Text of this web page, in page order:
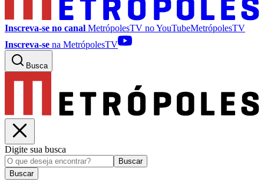
Inscreva-se no canal MetrópolesTV noYouTubeMetrópolesTV
Inscreva-se na MetrópolesTV
Busca
Digite sua busca
Buscar
Buscar